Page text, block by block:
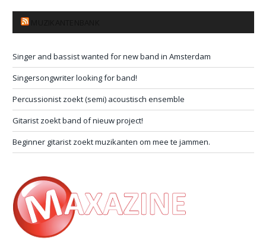
Singer and bassist wanted for new band in Amsterdam
Singersongwriter looking for band!
Percussionist zoekt (semi) acoustisch ensemble
Gitarist zoekt band of nieuw project!
Beginner gitarist zoekt muzikanten om mee te jammen.